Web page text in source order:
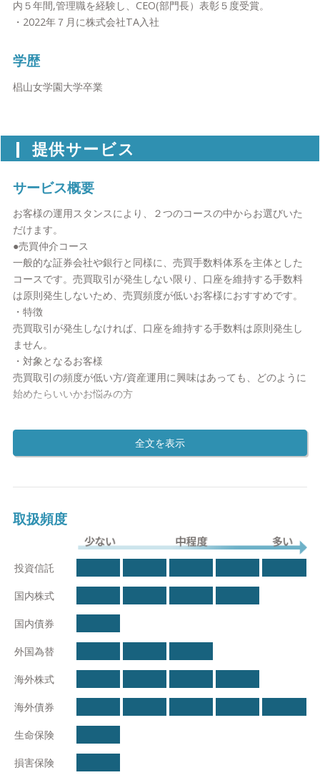
内５年間,管理職を経験し、CEO(部門長）表彰５度受賞。
・2022年７月に株式会社TA入社
学歴
椙山女学園大学卒業
提供サービス
サービス概要
お客様の運用スタンスにより、２つのコースの中からお選びいた
だけます。
●売買仲介コース
一般的な証券会社や銀行と同様に、売買手数料体系を主体とした
コースです。売買取引が発生しない限り、口座を維持する手数料
は原則発生しないため、売買頻度が低いお客様におすすめです。
・特徴
売買取引が発生しなければ、口座を維持する手数料は原則発生し
ません。
・対象となるお客様
売買取引の頻度が低い方/資産運用に興味はあっても、どのように
始めたらいいかお悩みの方
●管理口座コース（お預かり資産残高フィーモデル）
米国ではすでに一般的な運用モデルとして高く認知されているコ
ースです。売買手数料は無料もしくは少額ながらも、残高合計に
ートフォリオの構築が可能です。
・特徴
原則的に売買手数料は発生しません。残高合計に応じてフィーが
状況の変化に合わせて機動的・柔軟なポートフォリオの構築が可
能です。
・対象となるお客様
売買のたびに発生する手数料を抑えたい方/長期的な視点で資産運
用をお考えの方
＜運用商品＞
東京証券取引所に上場している企業の全株式・ETF・REIT、楽天
証券・あかつき証券が扱う全投資信託、外国債券など幅広い商品
取扱頻度
少ない 中程度
多い
投資信託
国内株式
国内債券
外国為替
海外株式
海外債券
生命保険
損害保険